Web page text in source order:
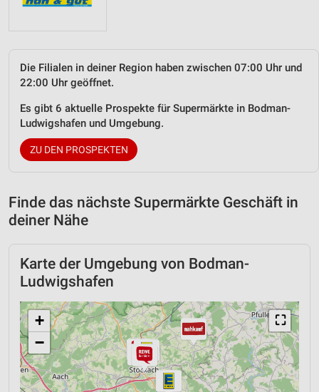
Die Filialen in deiner Region haben zwischen 07:00 Uhr und
22:00 Uhr geöffnet.
Es gibt 6 aktuelle Prospekte für Supermärkte in Bodman-
Ludwigshafen und Umgebung.
ZU DEN PROSPEKTEN
Finde das nächste Supermärkte Geschäft in
deiner Nähe
Karte der Umgebung von Bodman-
Ludwigshafen
⛶
+
−